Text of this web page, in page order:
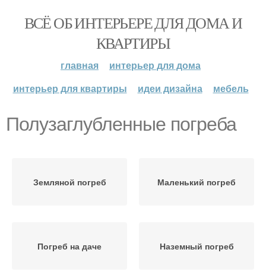
ВСЁ ОБ ИНТЕРЬЕРЕ ДЛЯ ДОМА И
КВАРТИРЫ
главная
интерьер для дома
интерьер для квартиры
идеи дизайна мебель
Полузаглубленные погреба
Земляной погреб Маленький погреб
Погреб на даче Наземный погреб